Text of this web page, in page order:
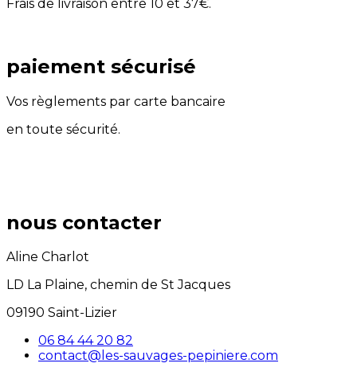
Frais de livraison entre 10 et 37€.
paiement sécurisé
Vos règlements par carte bancaire
en toute sécurité.
nous contacter
Aline Charlot
LD La Plaine, chemin de St Jacques
09190 Saint-Lizier
06 84 44 20 82
contact@les-sauvages-pepiniere.com